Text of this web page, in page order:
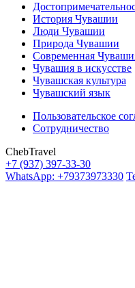
История Чувашии
Люди Чувашии
Природа Чувашии
Современная
Чувашия в искусстве
Чувашская культура
Чувашский язык
Пользовательское
Сотрудничество
ChebTravel
+7 (937) 397-33-30
WhatsApp: +79373973330